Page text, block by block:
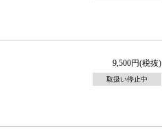
9,500円(税抜)
取扱い停止中